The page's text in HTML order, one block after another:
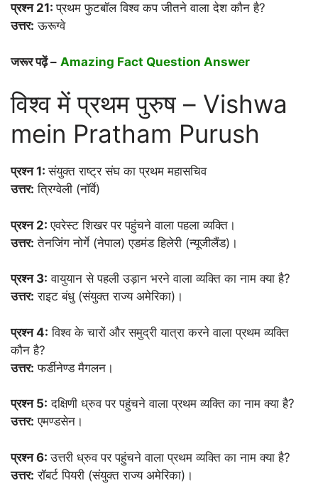
प्रश्न 21:प्रथम फुटबॉल विश्व कप जीतने वाला देश कौन है?
उत्तर: ऊरूग्वे
जरूर पढ़ें – Amazing Fact Question Answer
विश्व में प्रथम पुरुष – Vishwa
mein Pratham Purush
प्रश्न 1:संयुक्त राष्ट्र संघ का प्रथम महासचिव
उत्तर: त्रिग्वेली (नॉर्वे)
प्रश्न 2:एवरेस्ट शिखर पर पहुंचने वाला पहला व्यक्ति।
उत्तर: तेनजिंग नोर्गे (नेपाल) एडमंड हिलेरी (न्यूजीलैंड)।
प्रश्न 3: वायुयान से पहली उड़ान भरने वाला व्यक्ति का नाम क्या है?
उत्तर: राइट बंधु (संयुक्त राज्य अमेरिका)।
प्रश्न 4: विश्व के चारों और समुद्री यात्रा करने वाला प्रथम व्यक्ति
कौन है?
उत्तर: फर्डीनेण्ड मैगलन।
प्रश्न 5: दक्षिणी ध्रुव पर पहुंचने वाला प्रथम व्यक्ति का नाम क्या है?
उत्तर: एमण्डसेन।
प्रश्न 6:उत्तरी ध्रुव पर पहुंचने वाला प्रथम व्यक्ति का नाम क्या है?
उत्तर: रॉबर्ट पियरी (संयुक्त राज्य अमेरिका)।